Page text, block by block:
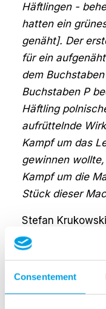
Consentement
Häftlingen -
hatten ein
genäht]. Der
für ein
dem
Buchstaben P
Häftling
aufrüttelnde
Kampf um das
gewinnen
Kampf um die
Stück dieser
Stefan
lang in einem
Staublunge
SS-